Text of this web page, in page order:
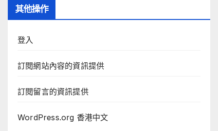
其他操作
登入
訂閱網站內容的資訊提供
訂閱留言的資訊提供
WordPress.org 香港中文